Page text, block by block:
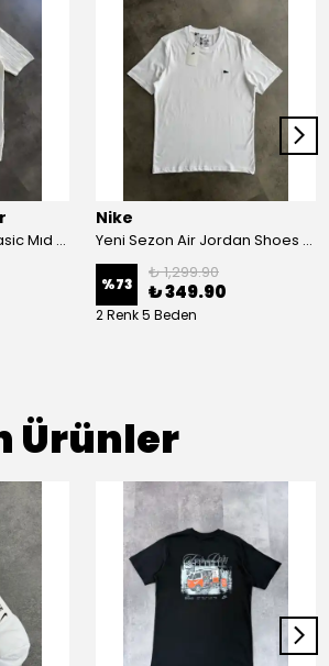
Yeni Sezon Classic Basic Mıd Mini Logo Triko T-shirt
Nike
Yeni Sezon Air Jordan Shoes Basic Mini Logo T-shirt
%73
₺ 1,299.90
₺ 349.90
2 Renk 5 Beden
Ürünler